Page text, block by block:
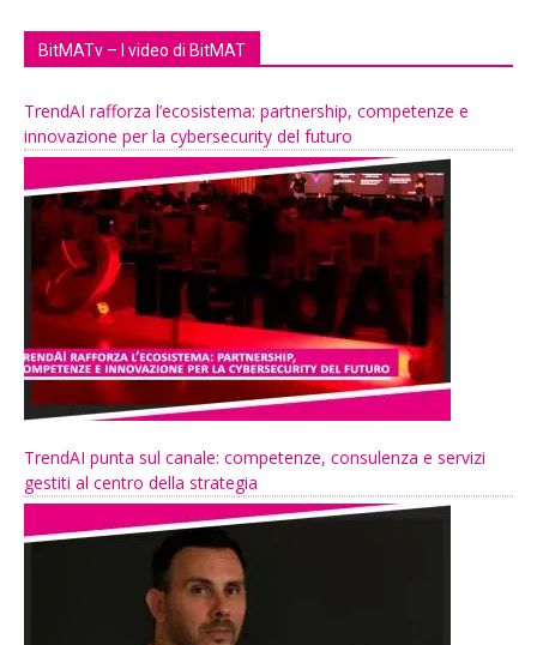
BitMATv – I video di BitMAT
TrendAI rafforza l’ecosistema: partnership, competenze e
innovazione per la cybersecurity del futuro
TrendAI punta sul canale: competenze, consulenza e servizi
gestiti al centro della strategia